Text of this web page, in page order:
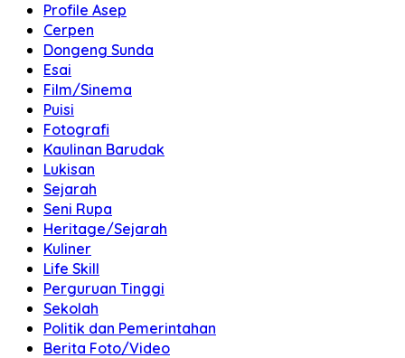
Profile Asep
Cerpen
Dongeng Sunda
Esai
Film/Sinema
Puisi
Fotografi
Kaulinan Barudak
Lukisan
Sejarah
Seni Rupa
Heritage/Sejarah
Kuliner
Life Skill
Perguruan Tinggi
Sekolah
Politik dan Pemerintahan
Berita Foto/Video